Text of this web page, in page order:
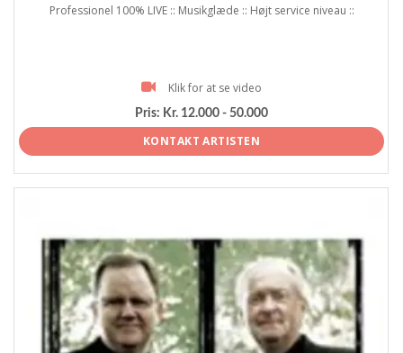
Professionel 100% LIVE :: Musikglæde :: Højt service niveau ::
Klik for at se video
Pris: Kr. 12.000 - 50.000
KONTAKT ARTISTEN